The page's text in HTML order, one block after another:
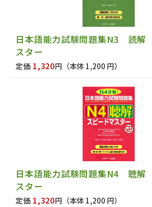
日本語能力試験問題集N3 読
スター
定価 1,320円 （本体 1,200 円）
日本語能力試験問題集N4 聴
スター
定価 1,320円 （本体 1,200 円）